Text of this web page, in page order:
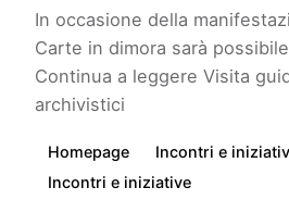
In occasione della
Carte in dimora sarà
Continua a leggere Visita
archivistici
Homepage
Incontri e
Incontri e iniziative